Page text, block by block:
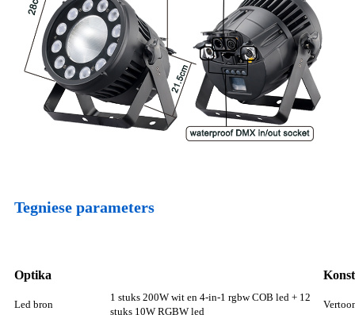
Tegniese parameters
Optika
Led bron
1 stuks 200W wit en 4-in-1 rgbw COB led + 12
stuks 10W RGBW led